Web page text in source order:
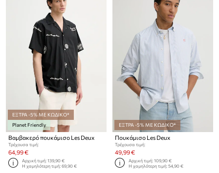
ΕΞΤΡΑ -5% ΜΕ ΚΩΔΙΚΟ*
Planet Friendly
Βαμβακερό πουκάμισο Les Deux
Τρέχουσα τιμή:
64,99 €
Αρχική τιμή:139,90 €
Η χαμηλότερη τιμή:69,90 €
ΕΞΤΡΑ -5% ΜΕ ΚΩΔΙΚΟ*
Πουκάμισο Les Deux
Τρέχουσα τιμή:
49,99 €
Αρχική τιμή:109,90 €
Η χαμηλότερη τιμή:54,90 €